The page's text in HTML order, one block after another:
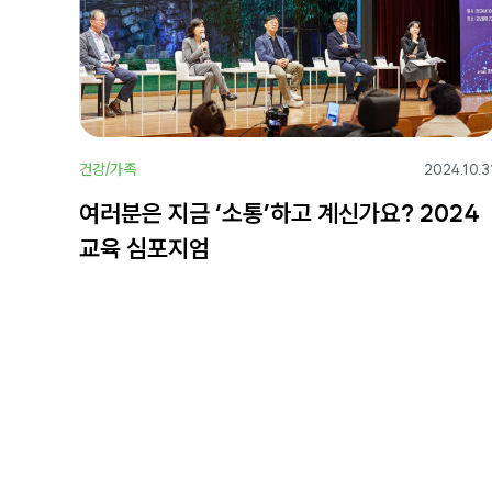
건강/가족
여러분은 지금 ‘소통’하고 계신가요? 2024
교육 심포지엄